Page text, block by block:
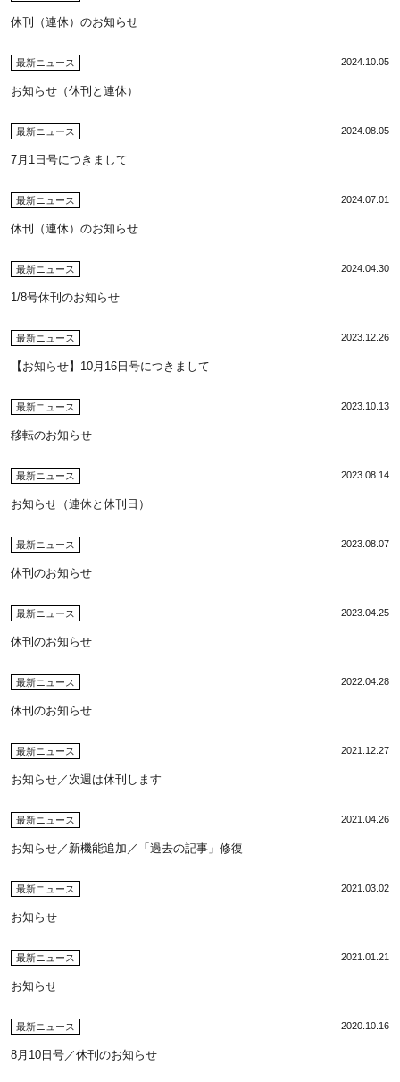
休刊（連休）のお知らせ
最新ニュース 2024.10.05
お知らせ（休刊と連休）
最新ニュース 2024.08.05
7月1日号につきまして
最新ニュース 2024.07.01
休刊（連休）のお知らせ
最新ニュース 2024.04.30
1/8号休刊のお知らせ
最新ニュース 2023.12.26
【お知らせ】10月16日号につきまして
最新ニュース 2023.10.13
移転のお知らせ
最新ニュース 2023.08.14
お知らせ（連休と休刊日）
最新ニュース 2023.08.07
休刊のお知らせ
最新ニュース 2023.04.25
休刊のお知らせ
最新ニュース 2022.04.28
休刊のお知らせ
最新ニュース 2021.12.27
お知らせ／次週は休刊します
最新ニュース 2021.04.26
お知らせ／新機能追加／「過去の記事」修復
最新ニュース 2021.03.02
お知らせ
最新ニュース 2021.01.21
お知らせ
最新ニュース 2020.10.16
8月10日号／休刊のお知らせ